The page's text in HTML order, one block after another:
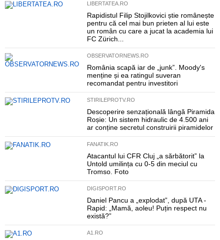
LIBERTATEA.RO
Rapidistul Filip Stojilkovici știe românește
pentru că cel mai bun prieten al lui este
un român cu care a jucat la academia lui
FC Zürich...
OBSERVATORNEWS.RO
România scapă iar de „junk”. Moody's
menține și ea ratingul suveran
recomandat pentru investitori
STIRILEPROTV.RO
Descoperire senzațională lângă Piramida
Roșie: Un sistem hidraulic de 4.500 ani
ar conține secretul construirii piramidelor
FANATIK.RO
Atacantul lui CFR Cluj „a sărbătorit” la
Untold umilința cu 0-5 din meciul cu
Tromso. Foto
DIGISPORT.RO
Daniel Pancu a „explodat”, după UTA -
Rapid: „Mamă, aoleu! Puțin respect nu
există?”
A1.RO